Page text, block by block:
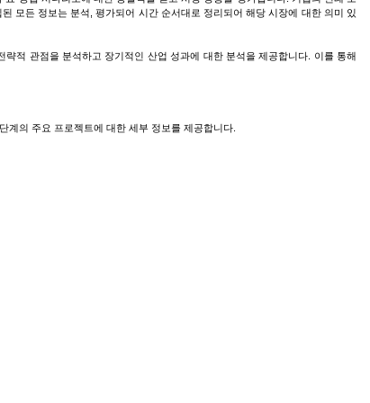
모든 정보는 분석, 평가되어 시간 순서대로 정리되어 해당 시장에 대한 의미 있
적 관점을 분석하고 장기적인 산업 성과에 대한 분석을 제공합니다. 이를 통해
계의 주요 프로젝트에 대한 세부 정보를 제공합니다.